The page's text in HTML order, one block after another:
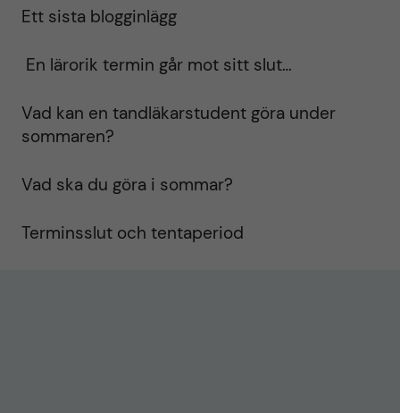
Ett sista blogginlägg
En lärorik termin går mot sitt slut…
Vad kan en tandläkarstudent göra under
sommaren?
Vad ska du göra i sommar?
Terminsslut och tentaperiod